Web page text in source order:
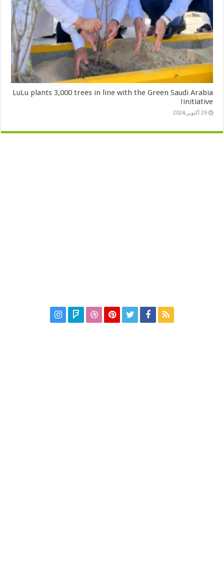
LuLu plants 3,000 trees in line with the Green Saudi Arabia
initiative!
29 أكتوبر,2024